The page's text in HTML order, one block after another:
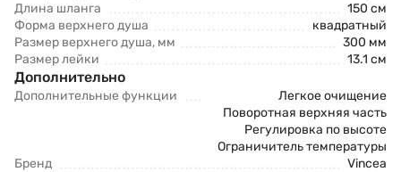
Длина шланга
150 см
Форма верхнего душа
квадратный
Размер верхнего душа, мм
300 мм
Размер лейки
13.1 см
Дополнительно
Дополнительные функции
Легкое очищение
Поворотная верхняя часть
Регулировка по высоте
Ограничитель температуры
Бренд
Vincea